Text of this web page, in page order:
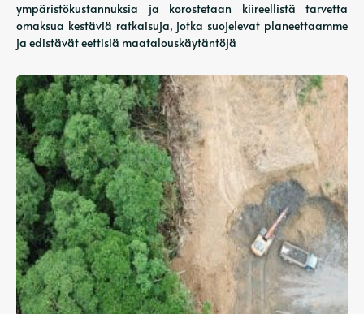
ympäristökustannuksia ja korostetaan kiireellistä tarvetta
omaksua kestäviä ratkaisuja, jotka suojelevat planeettaamme
ja edistävät eettisiä maatalouskäytäntöjä